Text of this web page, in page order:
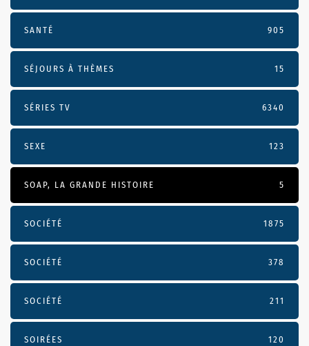
SANTÉ 905
SÉJOURS À THÈMES 15
SÉRIES TV 6340
SEXE 123
SOAP, LA GRANDE HISTOIRE 5
SOCIÉTÉ 1875
SOCIÉTÉ 378
SOCIÉTÉ 211
SOIRÉES 120